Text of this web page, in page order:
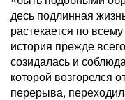
десь подлинная
растекается по
история прежде
созидалась и
которой возгорелся
перерыва,